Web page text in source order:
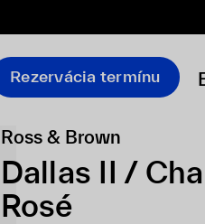
Rezervácia termínu
Ross & Brown
Dallas II /
Rosé